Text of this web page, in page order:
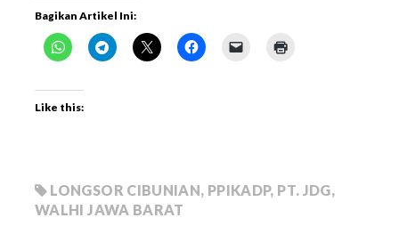
Bagikan Artikel Ini:
Like this:
LONGSOR CIBUNIAN, PPIKADP, PT. JDG,
WALHI JAWA BARAT